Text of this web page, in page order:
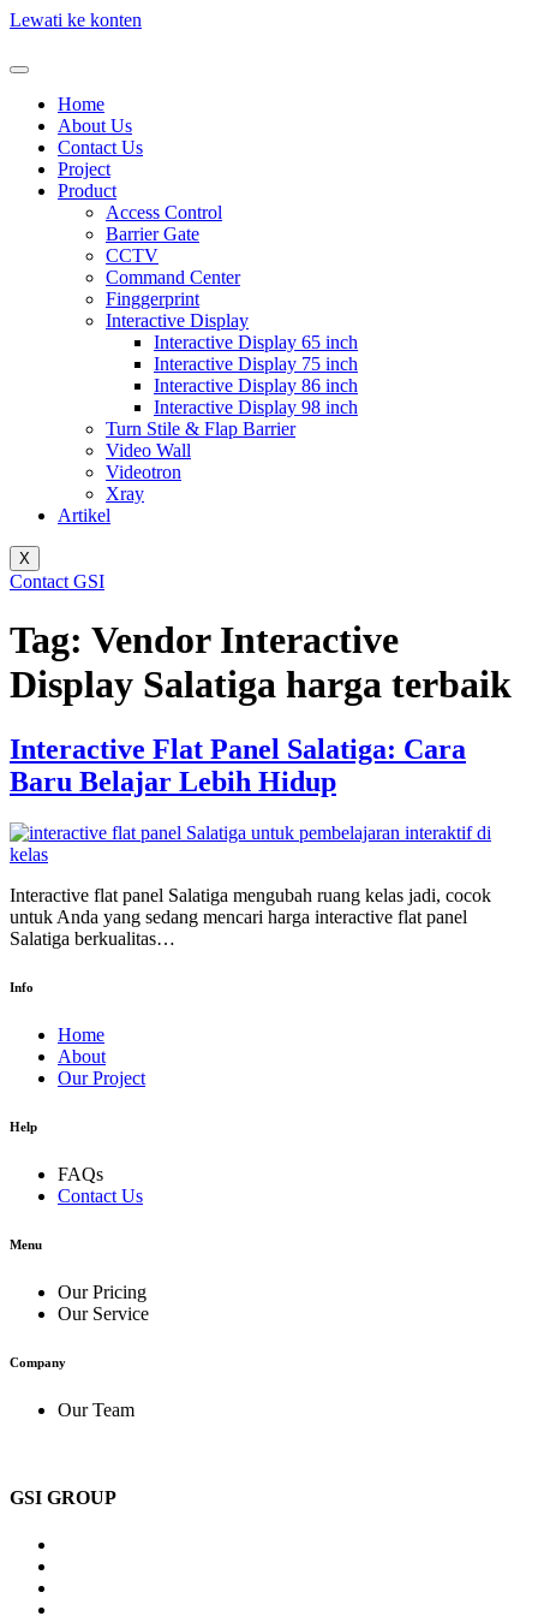
Lewati ke konten
Home
About Us
Contact Us
Project
Product
Access Control
Barrier Gate
CCTV
Command Center
Finggerprint
Interactive Display
Interactive Display 65 inch
Interactive Display 75 inch
Interactive Display 86 inch
Interactive Display 98 inch
Turn Stile & Flap Barrier
Video Wall
Videotron
Xray
Artikel
X
Contact GSI
Tag: Vendor Interactive
Display Salatiga harga terbaik
Interactive Flat Panel Salatiga: Cara
Baru Belajar Lebih Hidup
Interactive flat panel Salatiga mengubah ruang kelas jadi, cocok
untuk Anda yang sedang mencari harga interactive flat panel
Salatiga berkualitas…
Info
Home
About
Our Project
Help
FAQs
Contact Us
Menu
Our Pricing
Our Service
Company
Our Team
GSI GROUP